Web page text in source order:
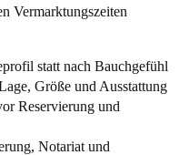
Vermarktungszeiten
statt nach Bauchgefühl
Größe und Ausstattung
Reservierung und
Notariat und